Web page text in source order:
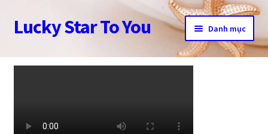
Đi
đến
hướng
Chuyển
đến
dung
Lucky Star To You Danh mục
Trang chủ
Cửa hàng